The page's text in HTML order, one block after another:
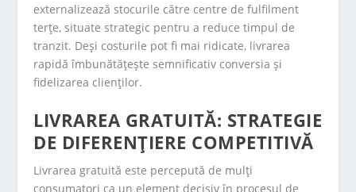
externalizează stocurile către centre de fulfilment
terțe, situate strategic pentru a reduce timpul de
tranzit. Deși costurile pot fi mai ridicate, livrarea
rapidă îmbunătățește semnificativ conversia și
fidelizarea clienților.
LIVRAREA GRATUITĂ: STRATEGIE
DE DIFERENȚIERE COMPETITIVĂ
Livrarea gratuită este percepută de mulți
consumatori ca un element decisiv în procesul de